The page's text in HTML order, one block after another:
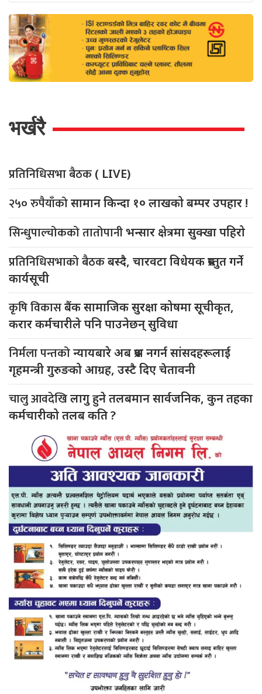
भर्खरै
प्रतिनिधिसभा बैठक ( LIVE)
२५० रुपैयाँकोसामान किन्दा १० लाखको बम्पर उपहार !
सिन्धुपाल्चोकको तातोपानीभन्सार क्षेत्रमा सुक्खा पहिरो
प्रतिनिधिसभाको बैठकबस्दै, चारवटा विधेयक प्रस्तुत गर्ने
कार्यसूची
कृषि विकासबैंक सामाजिक सुरक्षा कोषमा सूचीकृत,
करार कर्मचारीले पनि पाउनेछन् सुविधा
निर्मला पन्तकोन्यायबारे अब प्रश्न नगर्न सांसदहरूलाई
गृहमन्त्री गुरुङको आग्रह, उस्टै दिए चेतावनी
चालु आवदेखिलागु हुने तलबमान सार्वजनिक, कुन तहका
कर्मचारीको तलब कति ?